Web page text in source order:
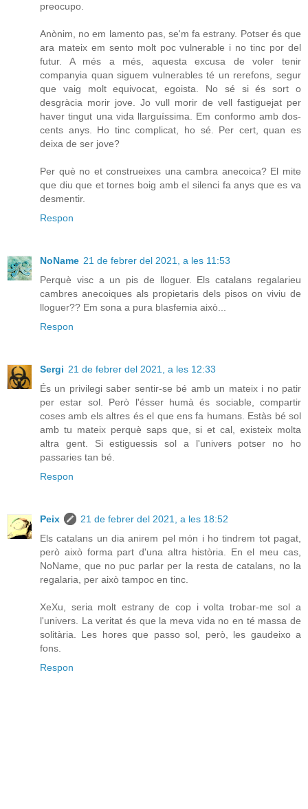
preocupo.
Anònim, no em lamento pas, se'm fa estrany. Potser és que
ara mateix em sento molt poc vulnerable i no tinc por del
futur. A més a més, aquesta excusa de voler tenir
companyia quan siguem vulnerables té un rerefons, segur
que vaig molt equivocat, egoista. No sé si és sort o
desgràcia morir jove. Jo vull morir de vell fastiguejat per
haver tingut una vida llarguíssima. Em conformo amb dos-
cents anys. Ho tinc complicat, ho sé. Per cert, quan es
deixa de ser jove?
Per què no et construeixes una cambra anecoica? El mite
que diu que et tornes boig amb el silenci fa anys que es va
desmentir.
Respon
NoName 21 de febrer del 2021, a les 11:53
Perquè visc a un pis de lloguer. Els catalans regalarieu
cambres anecoiques als propietaris dels pisos on viviu de
lloguer?? Em sona a pura blasfemia això...
Respon
Sergi 21 de febrer del 2021, a les 12:33
És un privilegi saber sentir-se bé amb un mateix i no patir
per estar sol. Però l'ésser humà és sociable, compartir
coses amb els altres és el que ens fa humans. Estàs bé sol
amb tu mateix perquè saps que, si et cal, existeix molta
altra gent. Si estiguessis sol a l'univers potser no ho
passaries tan bé.
Respon
Peix
21 de febrer del 2021, a les 18:52
Els catalans un dia anirem pel món i ho tindrem tot pagat,
però això forma part d'una altra història. En el meu cas,
NoName, que no puc parlar per la resta de catalans, no la
regalaria, per això tampoc en tinc.
XeXu, seria molt estrany de cop i volta trobar-me sol a
l'univers. La veritat és que la meva vida no en té massa de
solitària. Les hores que passo sol, però, les gaudeixo a
fons.
Respon